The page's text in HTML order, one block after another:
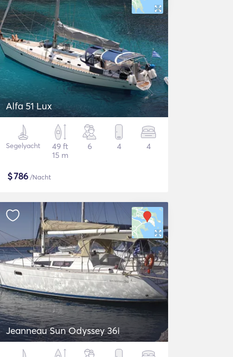
Alfa 51 Lux
Segelyacht
49 ft
15 m
6 4 4
$786/Nacht
Jeanneau Sun Odyssey 36i